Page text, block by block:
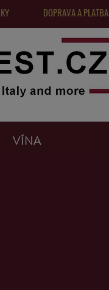
DOPRAVA A PLATBA
VÍNA